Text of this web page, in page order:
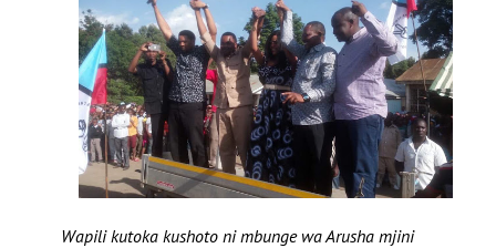
Wapili kutoka kushoto ni mbunge wa Arusha mjini